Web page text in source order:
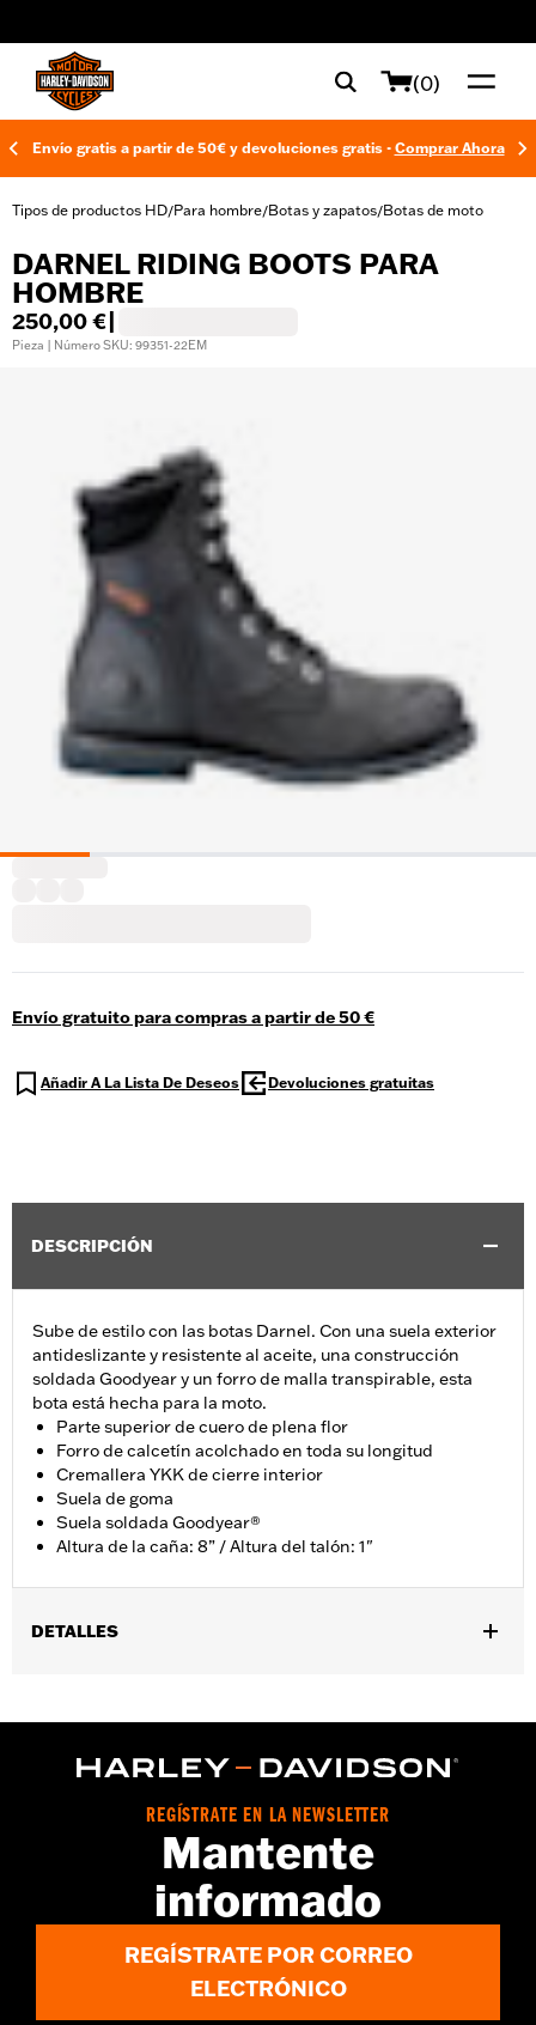
(0)
Envío gratis a partir de 50€ y devoluciones gratis - Comprar Ahora
Tipos de productos HD/Para hombre/Botas y zapatos/Botas de moto
DARNEL RIDING BOOTS PARA
HOMBRE
250,00 €
Pieza | Número SKU: 99351-22EM
Envío gratuito para compras a partir de 50 €
Añadir A La Lista De Deseos Devoluciones gratuitas
DESCRIPCIÓN
Sube de estilo con las botas Darnel. Con una suela exterior
antideslizante y resistente al aceite, una construcción
soldada Goodyear y un forro de malla transpirable, esta
bota está hecha para la moto.
Parte superior de cuero de plena flor
Forro de calcetín acolchado en toda su longitud
Cremallera YKK de cierre interior
Suela de goma
Suela soldada Goodyear®
Altura de la caña: 8” / Altura del talón: 1"
DETALLES
Características funcionales:ConstrucciÃ³n ribeteada
d.com/warrantypara más detalles
Importado
Dimension Description:
Altura de la caña: 8” / Altura del talón:
REGÍSTRATE EN LA NEWSLETTER
Mantente
informado
REGÍSTRATE POR CORREO
ELECTRÓNICO